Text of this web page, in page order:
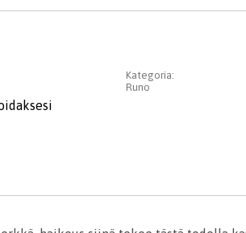
Kategoria:
Runo